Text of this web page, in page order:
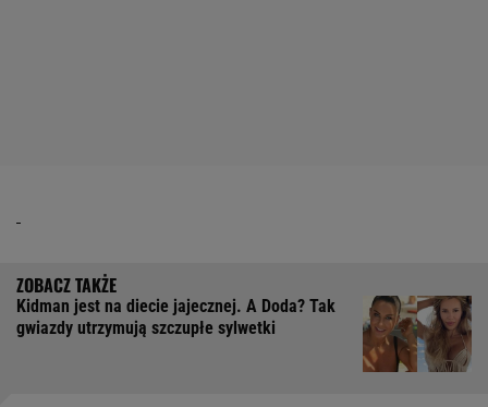
Kidman jest na diecie jajecznej. A Doda? Tak
gwiazdy utrzymują szczupłe sylwetki